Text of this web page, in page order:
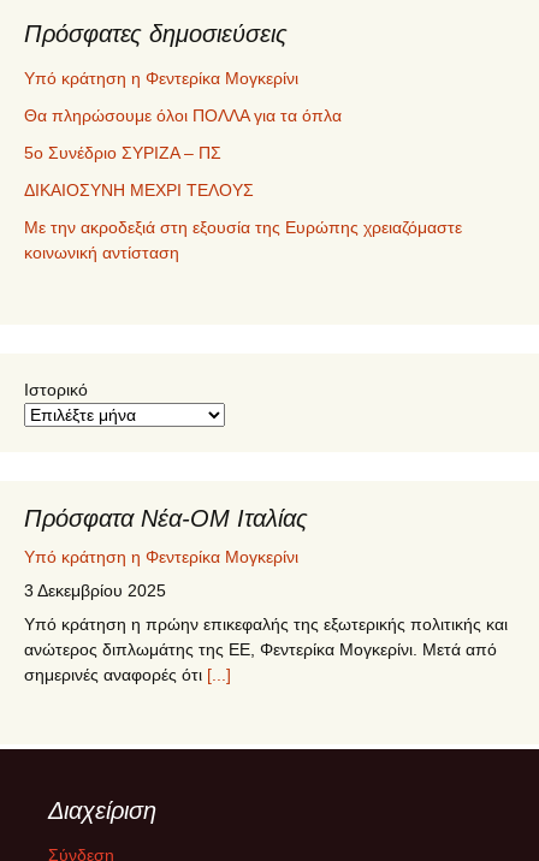
Πρόσφατες δημοσιεύσεις
Υπό κράτηση η Φεντερίκα Μογκερίνι
Θα πληρώσουμε όλοι ΠΟΛΛΑ για τα όπλα
5ο Συνέδριο ΣΥΡΙΖΑ – ΠΣ
ΔΙΚΑΙΟΣΥΝΗ ΜΕΧΡΙ ΤΕΛΟΥΣ
Με την ακροδεξιά στη εξουσία της Ευρώπης χρειαζόμαστε
κοινωνική αντίσταση
Ιστορικό
Πρόσφατα Νέα-ΟΜ Ιταλίας
Υπό κράτηση η Φεντερίκα Μογκερίνι
3 Δεκεμβρίου 2025
Υπό κράτηση η πρώην επικεφαλής της εξωτερικής πολιτικής και
ανώτερος διπλωμάτης της ΕΕ, Φεντερίκα Μογκερίνι. Μετά από
σημερινές αναφορές ότι [...]
Το πρόβλημα με τις στρατιωτικές δαπάνες είναι ότι τελικά
ξεμένεις από δημόσιες υπηρεσίες. Το συκοφαντικό γλείψιμο του
Γενικού Γραμματέα του
Διαχείριση
Σύνδεση